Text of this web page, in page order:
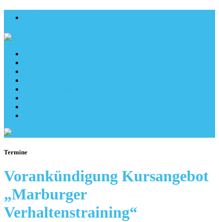
Termine
Vorankündigung Kursangebot
„Marburger
Verhaltenstraining“